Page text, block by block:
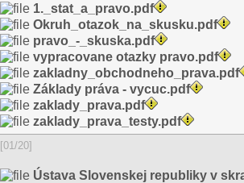
1._stat_a_pravo.pdf
Okruh_otazok_na_skusku.pdf
pravo_-_skuska.pdf
vypracovane otazky pravo.pdf
zakladny_obchodneho_prava.pdf
Základy práva - vycuc.pdf
zaklady_prava.pdf
zaklady_prava_testy.pdf
[01/20]
Ústava Slovenskej republiky v